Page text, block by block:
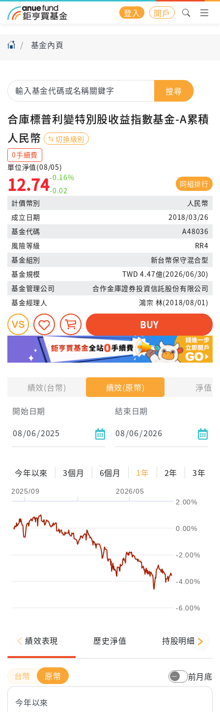
登入 開戶
基金內頁
績效(台幣) 績效(原幣)
淨值
開始日期
結束日期
今年以來 3個月 6個月 1年 2年 3年
2025/09 2026/05
-6.00%
-4.00%
-2.00%
0.00%
2.00%
搜尋
合庫標普利變特別股收益指數基金-A累積
人民幣
切換級別
0手續費
單位淨值(08/05)
12.74-0.16%
-0.02
同組排行
計價幣別
人民幣
成立日期
2018/03/26
基金代碼
A48036
風險等級
RR4
基金組別
新台幣保守混合型
基金規模
TWD 4.47億(2026/06/30)
基金管理公司
合作金庫證券投資信託股份有限公司
基金經理人
鴻宗 林(2018/08/01)
BUY
績效表現 歷史淨值 持股明細
原幣 前月底
今年以來